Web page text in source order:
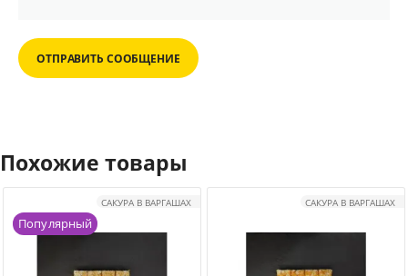
ОТПРАВИТЬ СООБЩЕНИЕ
Похожие товары
САКУРА В ВАРГАШАХ
Популярный
САКУРА В ВАРГАШАХ